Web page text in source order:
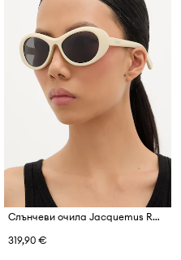
Слънчеви очила Jacquemus ROND
319,90 €